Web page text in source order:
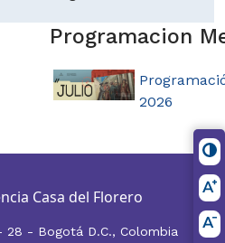
Programacion
2026
Casa del Florero
28 - Bogotá D.C., Colombia